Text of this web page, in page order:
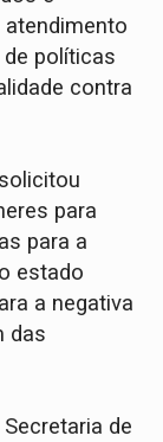
políticas
contra
para
para a
estado
a negativa
das
de